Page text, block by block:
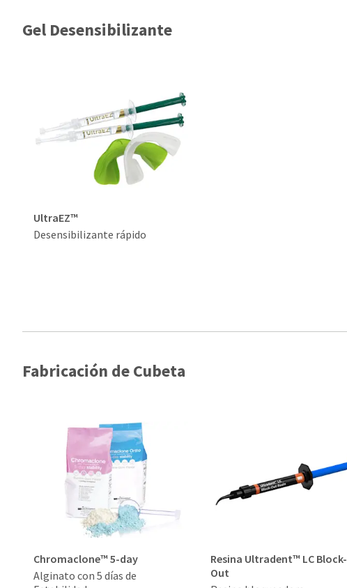
Gel Desensibilizante
UltraEZ™
Desensibilizante rápido
Fabricación de Cubeta
Chromaclone™ 5-day
Alginato con 5 días de
Resina Ultradent™ LC Block-
Out